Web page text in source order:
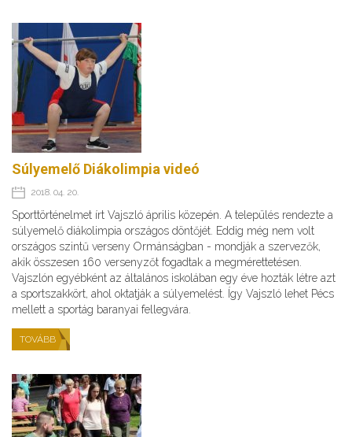
Súlyemelő Diákolimpia videó
2018. 04. 20.
Sporttörténelmet írt Vajszló április közepén. A település rendezte a
súlyemelő diákolimpia országos döntőjét. Eddig még nem volt
országos szintű verseny Ormánságban - mondják a szervezők,
akik összesen 160 versenyzőt fogadtak a megmérettetésen.
Vajszlón egyébként az általános iskolában egy éve hozták létre azt
a sportszakkört, ahol oktatják a súlyemelést. Így Vajszló lehet Pécs
mellett a sportág baranyai fellegvára.
TOVÁBB